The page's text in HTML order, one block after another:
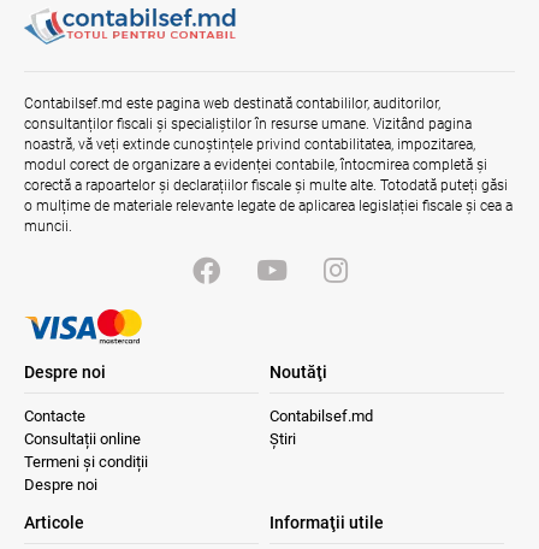
04.08.2026
stimulare a investițiilor. Mai ferm pe vicii.
Mai corect pe excepții.
07.08.2026 Ministerul Finațelor
Contabilsef.md este pagina web destinată contabililor, auditorilor,
consultanților fiscali și specialiștilor în resurse umane. Vizitând pagina
noastră, vă veți extinde cunoștințele privind contabilitatea, impozitarea,
modul corect de organizare a evidenței contabile, întocmirea completă și
corectă a rapoartelor și declarațiilor fiscale și multe alte. Totodată puteți găsi
o mulțime de materiale relevante legate de aplicarea legislației fiscale și cea a
muncii.
Despre noi
Contacte
Consultații online
Termeni și condiții
Despre noi
Noutăţi
Contabilsef.md
Știri
Articole Informaţii utile